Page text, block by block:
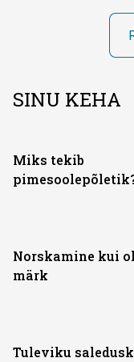
SINU KEHA
Miks tekib
Norskamine kui
märk
Tuleviku